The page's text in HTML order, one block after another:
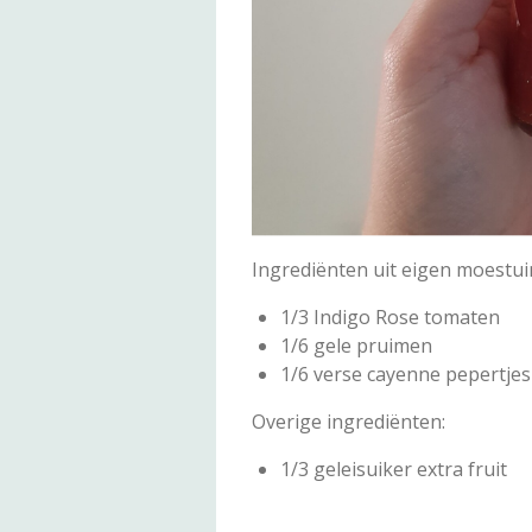
Ingrediënten uit eigen
1/3 Indigo Rose tomaten
1/6 gele pruimen
1/6 verse cayenne pepertjes
Overige ingrediënten:
1/3 geleisuiker extra fruit